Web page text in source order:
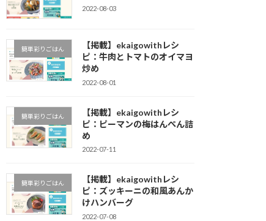
2022-08-03
簡単彩りごはん
【掲載】ekaigowithレシ
ピ：牛肉とトマトのオイマヨ
炒め
2022-08-01
簡単彩りごはん
【掲載】ekaigowithレシ
ピ：ピーマンの梅はんぺん詰
め
2022-07-11
簡単彩りごはん
【掲載】ekaigowithレシ
ピ：ズッキーニの和風あんか
けハンバーグ
2022-07-08